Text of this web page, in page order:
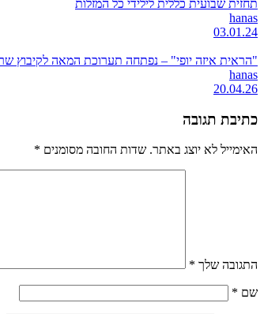
תחזית שבועית כללית לילידי כל המזלות
hanas
03.01.24
"הראית איזה יופי" – נפתחה תערוכת המאה לקיבוץ
hanas
20.04.26
כתיבת תגובה
האימייל לא יוצג באתר. שדות החובה מסומנים *
התגובה שלך *
שם *